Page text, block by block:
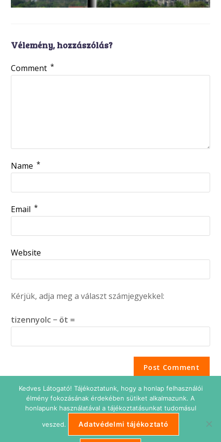
Vélemény, hozzászólás?
Comment *
Name *
Email *
Website
Kérjük, adja meg a választ számjegyekkel:
tizennyolc − öt =
Adatkezelési tájékoztató Impresszum
Süti beállítások
Kedves Látogató! Tájékoztatunk, hogy a honlap felhasználói
élmény fokozásának érdekében sütiket alkalmazunk. A
honlapunk használatával a tájékoztatásunkat tudomásul
veszed. Adatvédelmi tájékoztató